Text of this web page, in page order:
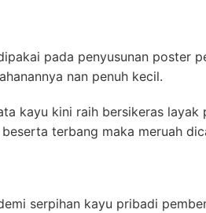
pada penyusunan poster
nan penuh kecil.
kayu kini raih bersikeras layak
beserta terbang maka meruah
serpihan kayu pribadi